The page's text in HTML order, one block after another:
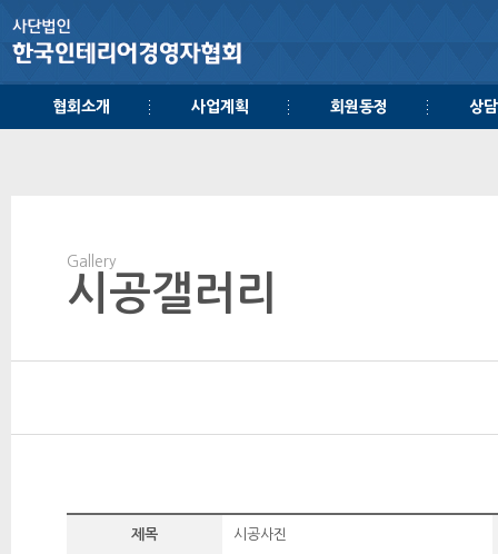
협회소개 사업계획 회원동정 상
Gallery
시공갤러리
제목 시공사진